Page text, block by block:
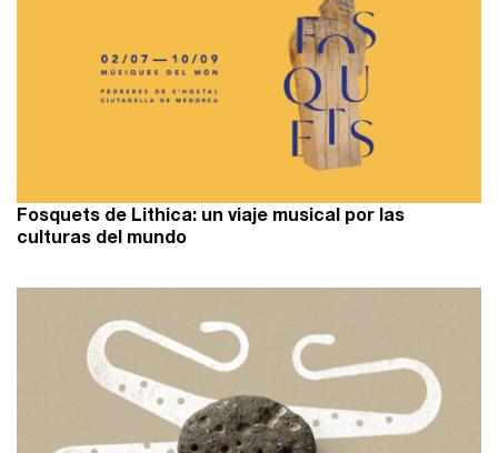
Fosquets de Lithica: un viaje musical por las
culturas del mundo